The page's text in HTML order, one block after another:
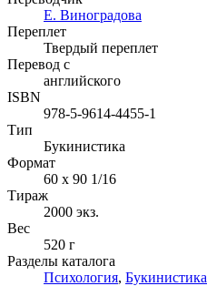
Е. Виноградова
Переплет
Твердый переплет
Перевод с
английского
ISBN
978-5-9614-4455-1
Тип
Букинистика
Формат
60 x 90 1/16
Тираж
2000 экз.
Вес
520 г
Разделы каталога
Психология, Букинистика